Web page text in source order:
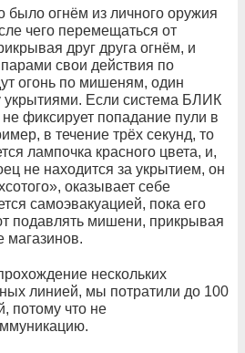
было огнём из личного оружия
чего перемещаться от
друг друга огнём, и
свои действия по
огонь по мишеням, один
Если система БЛИК
фиксирует попадание пули в
в течение трёх секунд, то
лампочка красного цвета, и,
не находится за укрытием, он
оказывает себе
самоэвакуацией, пока его
подавлять мишени, прикрывая
магазинов.
нескольких
линией, мы потратили до 100
потому что не